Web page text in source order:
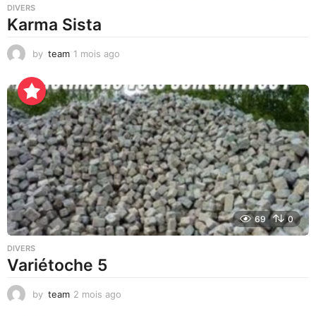
DIVERS
Karma Sista
by team 1 mois ago
i
s
a
g
o
69 0
DIVERS
Variétoche 5
by team 2 mois ago